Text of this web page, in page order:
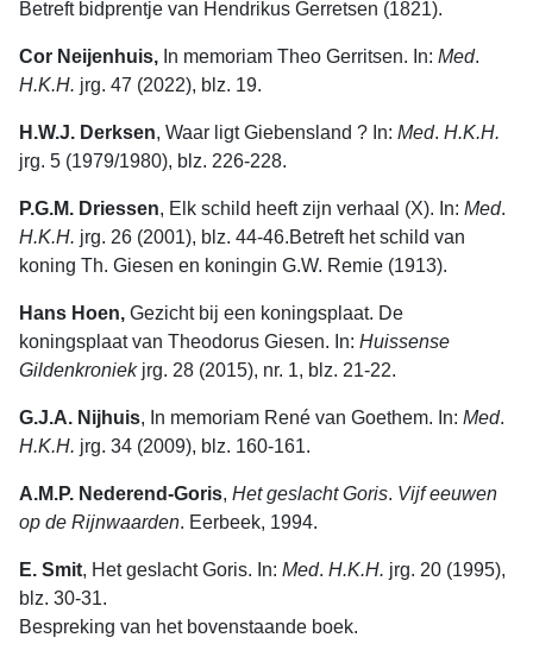
Betreft bidprentje van Hendrikus Gerretsen (1821).
Cor Neijenhuis, In memoriam Theo Gerritsen. In: Med.
H.K.H. jrg. 47 (2022), blz. 19.
H.W.J. Derksen, Waar ligt Giebensland ? In: Med. H.K.H.
jrg. 5 (1979/1980), blz. 226-228.
P.G.M. Driessen, Elk schild heeft zijn verhaal (X). In: Med.
H.K.H. jrg. 26 (2001), blz. 44-46.Betreft het schild van
koning Th. Giesen en koningin G.W. Remie (1913).
Hans Hoen, Gezicht bij een koningsplaat. De
koningsplaat van Theodorus Giesen. In: Huissense
Gildenkroniekjrg. 28 (2015), nr. 1, blz. 21-22.
G.J.A. Nijhuis, In memoriam René van Goethem. In: Med.
H.K.H. jrg. 34 (2009), blz. 160-161.
A.M.P. Nederend-Goris, Het geslacht Goris. Vijf eeuwen
op de Rijnwaar­den. Eerbeek, 1994.
E. Smit, Het geslacht Goris. In: Med. H.K.H. jrg. 20 (1995),
blz. 30-31.
Bespreking van het bovenstaande boek.